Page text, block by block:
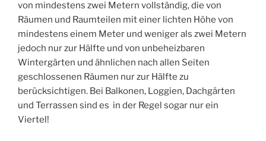
von mindestens zwei Metern vollständig, die von
Räumen und Raumteilen mit einer lichten Höhe von
mindestens einem Meter und weniger als zwei Metern
jedoch nur zur Hälfte und von unbeheizbaren
Wintergärten und ähnlichen nach allen Seiten
geschlossenen Räumen nur zur Hälfte zu
berücksichtigen. Bei Balkonen, Loggien, Dachgärten
und Terrassen sind es in der Regel sogar nur ein
Viertel!